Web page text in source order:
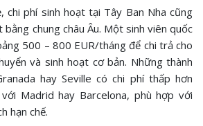
chi phí sinh hoạt tại Tây Ban Nha cũng
bằng chung châu Âu. Một sinh viên quốc
500 – 800 EUR/tháng để chi trả cho
và sinh hoạt cơ bản. Những thành
hay Seville có chi phí thấp hơn
Madrid hay Barcelona, phù hợp với
hạn chế.